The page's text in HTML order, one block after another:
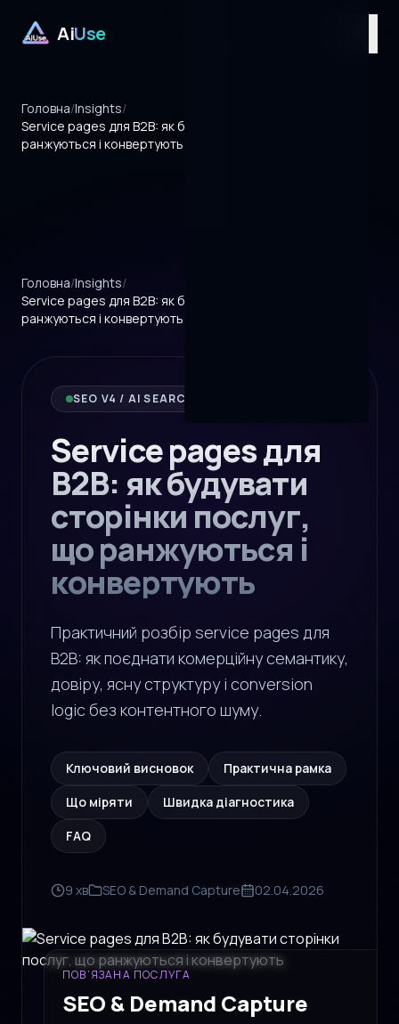
AiUse
Головна/Insights/
Service pages для B2B: як будувати сторінки послуг, що
ранжуються і конвертують
Головна/Insights/
Service pages для B2B: як будувати сторінки послуг, що
ранжуються і конвертують
SEO V4 / AI SEARCH
Service pages для
B2B: як будувати
сторінки послуг,
що ранжуються і
конвертують
Практичний розбір service pages для
B2B: як поєднати комерційну семантику,
довіру, ясну структуру і conversion
logic без контентного шуму.
Ключовий висновок
Практична рамка
Що міряти
Швидка діагностика
FAQ
9 хв SEO & Demand Capture 02.04.2026
ПОВ’ЯЗАНА ПОСЛУГА
SEO & Demand Capture